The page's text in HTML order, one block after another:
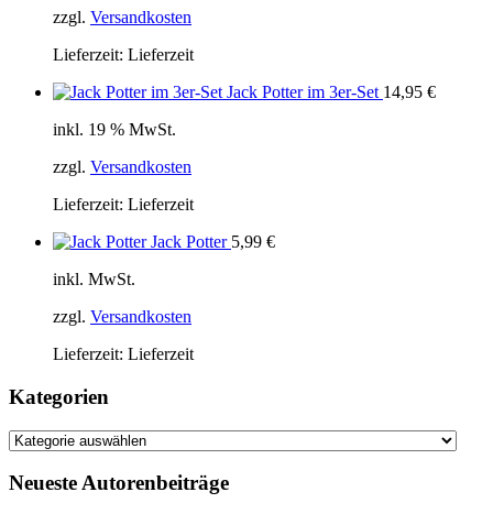
zzgl. Versandkosten
Lieferzeit: Lieferzeit
Jack Potter im 3er-Set 14,95 €
inkl. 19 % MwSt.
zzgl. Versandkosten
Lieferzeit: Lieferzeit
Jack Potter 5,99 €
inkl. MwSt.
zzgl. Versandkosten
Lieferzeit: Lieferzeit
Kategorien
Kategorien
Neueste Autorenbeiträge